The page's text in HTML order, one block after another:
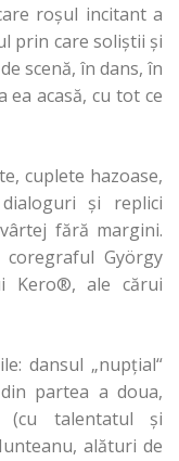
roşul incitant a
prin care soliştii şi
scenă, în dans, în
ea acasă, cu tot ce
cuplete hazoase,
şi replici
fără margini.
György
Kero®, ale cărui
dansul „nupţial“
partea a doua,
(cu talentatul şi
alături de